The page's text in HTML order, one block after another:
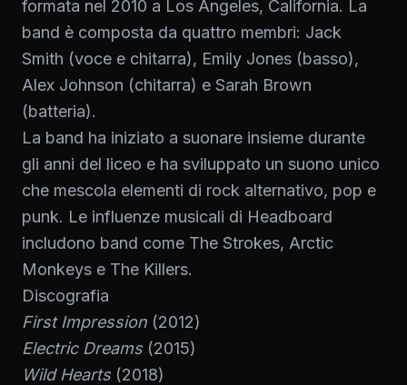
formata nel 2010 a Los Angeles, California. La
band è composta da quattro membri: Jack
Smith (voce e chitarra), Emily Jones (basso),
Alex Johnson (chitarra) e Sarah Brown
(batteria).
La band ha iniziato a suonare insieme durante
gli anni del liceo e ha sviluppato un suono unico
che mescola elementi di rock alternativo, pop e
punk. Le influenze musicali di Headboard
includono band come The Strokes, Arctic
Monkeys e The Killers.
Discografia
First Impression (2012)
Electric Dreams (2015)
Wild Hearts (2018)